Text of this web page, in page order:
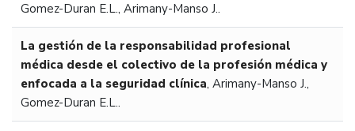
Gomez-Duran E.L., Arimany-Manso J..
La gestión de la responsabilidad profesional
médica desde el colectivo de la profesión médica y
enfocada a la seguridad clínica,Arimany-Manso J.,
Gomez-Duran E.L..